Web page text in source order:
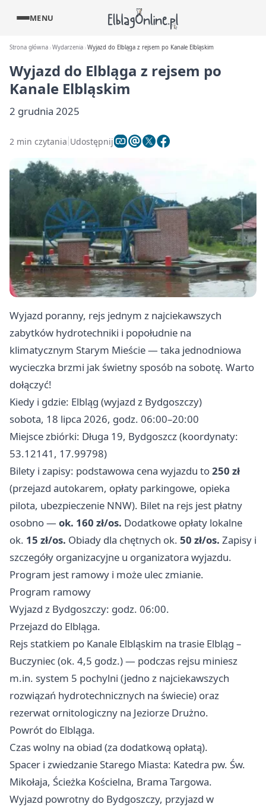
MENU
Strona główna Wydarzenia Wyjazd do Elbląga z rejsem po Kanale Elbląskim
Wyjazd do Elbląga z rejsem po
Kanale Elbląskim
2 grudnia 2025
2 min czytania Udostępnij
Wyjazd poranny, rejs jednym z najciekawszych
zabytków hydrotechniki i popołudnie na
klimatycznym Starym Mieście — taka jednodniowa
wycieczka brzmi jak świetny sposób na sobotę. Warto
dołączyć!
Kiedy i gdzie: Elbląg (wyjazd z Bydgoszczy)
sobota, 18 lipca 2026, godz. 06:00–20:00
Miejsce zbiórki: Długa 19, Bydgoszcz (koordynaty:
53.12141, 17.99798)
Bilety i zapisy: podstawowa cena wyjazdu to250 zł
(przejazd autokarem, opłaty parkingowe, opieka
pilota, ubezpieczenie NNW). Bilet na rejs jest płatny
osobno — ok. 160 zł/os. Dodatkowe opłaty lokalne
ok. 15 zł/os. Obiady dla chętnych ok. 50 zł/os. Zapisy i
szczegóły organizacyjne u organizatora wyjazdu.
Program jest ramowy i może ulec zmianie.
Program ramowy
Wyjazd z Bydgoszczy: godz. 06:00.
Przejazd do Elbląga.
Rejs statkiem po Kanale Elbląskim na trasie Elbląg –
Buczyniec (ok. 4,5 godz.) — podczas rejsu miniesz
m.in. system 5 pochylni (jedno z najciekawszych
rozwiązań hydrotechnicznych na świecie) oraz
rezerwat ornitologiczny na Jeziorze Drużno.
Powrót do Elbląga.
Czas wolny na obiad (za dodatkową opłatą).
Spacer i zwiedzanie Starego Miasta: Katedra pw. Św.
Mikołaja, Ścieżka Kościelna, Brama Targowa.
Wyjazd powrotny do Bydgoszczy, przyjazd w